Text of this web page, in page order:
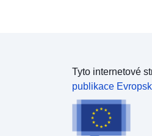
Tyto internetové
publikace